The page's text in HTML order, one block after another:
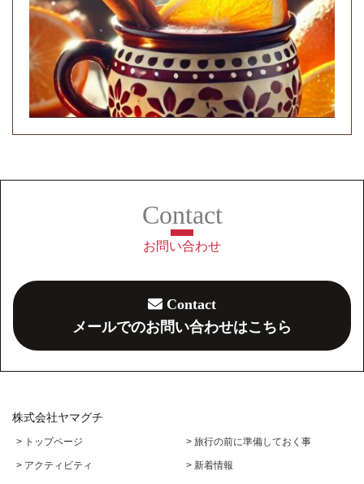
お問い合わせ
Contact
メールでのお問い合わせはこちら
株式会社ヤマグチ
> トップページ > 旅行の前に準備しておく事
> アクティビティ > 新着情報